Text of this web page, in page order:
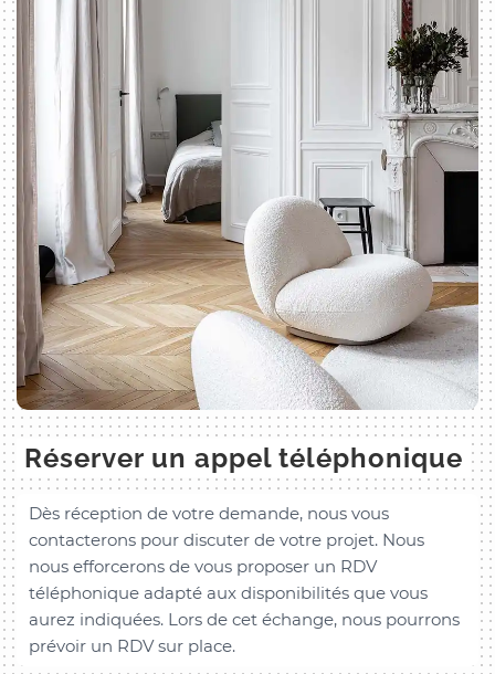
Réserver un appel téléphonique
Dès réception de votre demande, nous vous
contacterons pour discuter de votre projet. Nous
nous efforcerons de vous proposer un RDV
téléphonique adapté aux disponibilités que vous
aurez indiquées. Lors de cet échange, nous pourrons
prévoir un RDV sur place.